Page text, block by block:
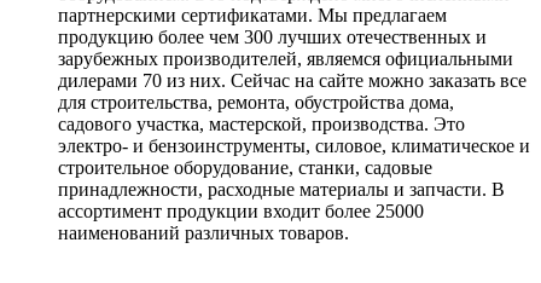
партнерскими сертификатами. Мы предлагаем
продукцию более чем 300 лучших отечественных и
зарубежных производителей, являемся официальными
дилерами 70 из них. Сейчас на сайте можно заказать все
для строительства, ремонта, обустройства дома,
садового участка, мастерской, производства. Это
электро- и бензоинструменты, силовое, климатическое и
строительное оборудование, станки, садовые
принадлежности, расходные материалы и запчасти. В
ассортимент продукции входит более 25000
наименований различных товаров.